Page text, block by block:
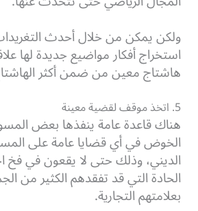
ولكن يمكن من خلال أحدث
استخراج أفكار مواضيع جديدة لها
هاشتاج معين من ضمن أكثر
5. اتخذ موقف لقضية معينة
هناك قاعدة عامة ينفذها بعض
الخوض في أي قضايا عامة على
الديني، وذلك حتى لا يقعون في فخ
الحادة التي قد تفقدهم الكثير من
بعلامتهم التجارية.